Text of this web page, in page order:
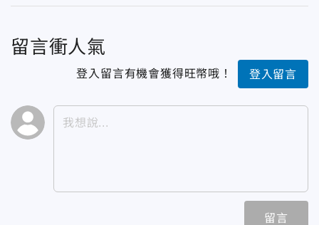
留言衝人氣
登入留言有機會獲得旺幣哦！ 登入留言
留言